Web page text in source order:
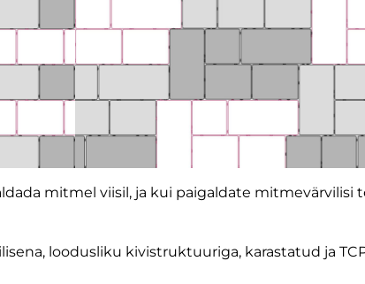
mitmel viisil, ja kui paigaldate
loodusliku kivistruktuuriga, karastatud ja